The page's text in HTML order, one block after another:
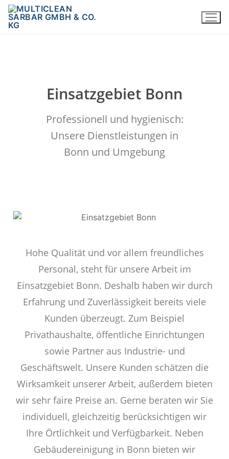
Einsatzgebiet Bonn
Professionell und hygienisch:
Unsere Dienstleistungen in
Bonn und Umgebung
Hohe Qualität und vor allem freundliches
Personal, steht für unsere Arbeit im
Einsatzgebiet Bonn. Deshalb haben wir durch
Erfahrung und Zuverlässigkeit bereits viele
Kunden überzeugt. Zum Beispiel
Privathaushalte, öffentliche Einrichtungen
sowie Partner aus Industrie- und
Geschäftswelt. Unsere Kunden schätzen die
Wirksamkeit unserer Arbeit, außerdem bieten
wir sehr faire Preise an. Gerne beraten wir Sie
individuell, gleichzeitig berücksichtigen wir
Ihre Örtlichkeit und Verfügbarkeit. Neben
Gebäudereinigung in Bonn bieten wir